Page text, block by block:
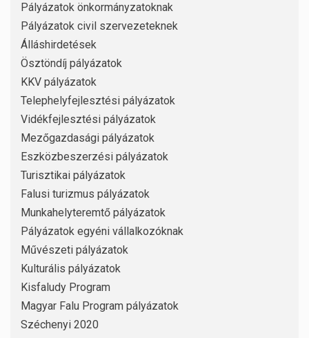
Pályázatok önkormányzatoknak
Pályázatok civil szervezeteknek
Álláshirdetések
Ösztöndíj pályázatok
KKV pályázatok
Telephelyfejlesztési pályázatok
Vidékfejlesztési pályázatok
Mezőgazdasági pályázatok
Eszközbeszerzési pályázatok
Turisztikai pályázatok
Falusi turizmus pályázatok
Munkahelyteremtő pályázatok
Pályázatok egyéni vállalkozóknak
Művészeti pályázatok
Kulturális pályázatok
Kisfaludy Program
Magyar Falu Program pályázatok
Széchenyi 2020